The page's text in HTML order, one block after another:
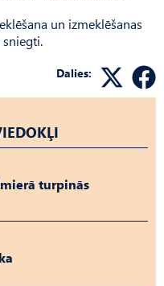
un izmeklēšanas
Dalies:
turpinās